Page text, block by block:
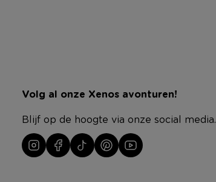
Volg al onze Xenos avonturen!
Blijf op de hoogte via onze social media.